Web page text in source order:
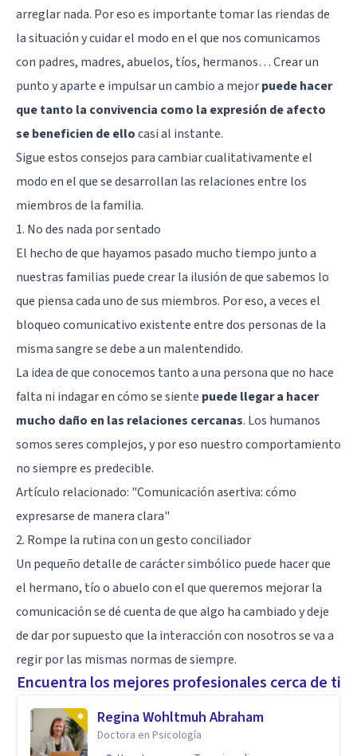
arreglar nada. Por eso es importante tomar las riendas de
la situación y cuidar el modo en el que nos comunicamos
con padres, madres, abuelos, tíos, hermanos… Crear un
punto y aparte e impulsar un cambio a mejorpuede hacer
que tanto la convivencia como la expresión de afecto
se beneficien de ellocasi al instante.
Sigue estos consejos para cambiar cualitativamente el
modo en el que se desarrollan las relaciones entre los
miembros de la familia.
1. No des nada por sentado
El hecho de que hayamos pasado mucho tiempo junto a
nuestras familias puede crear la ilusión de que sabemos lo
que piensa cada uno de sus miembros. Por eso, a veces el
bloqueo comunicativo existente entre dos personas de la
misma sangre se debe a un malentendido.
La idea de que conocemos tanto a una persona que no hace
falta ni indagar en cómo se siente puede llegar a hacer
mucho daño en las relaciones cercanas. Los humanos
somos seres complejos, y por eso nuestro comportamiento
no siempre es predecible.
Artículo relacionado: "Comunicación asertiva: cómo
expresarse de manera clara"
2. Rompe la rutina con un gesto conciliador
Un pequeño detalle de carácter simbólico puede hacer que
el hermano, tío o abuelo con el que queremos mejorar la
comunicación se dé cuenta de que algo ha cambiado y deje
de dar por supuesto que la interacción con nosotros se va a
regir por las mismas normas de siempre.
Encuentra los mejores profesionales cerca de ti
Regina Wohltmuh Abraham
Doctora en Psicología